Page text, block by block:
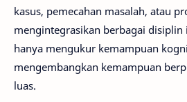
kasus, pemecahan masalah, atau
mengintegrasikan berbagai
hanya mengukur kemampuan
mengembangkan kemampuan
luas.